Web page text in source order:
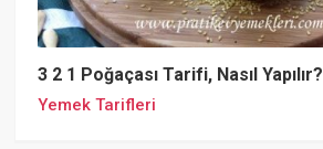
3 2 1 Poğaçası Tarifi, Nasıl Yapılır?
Yemek Tarifleri